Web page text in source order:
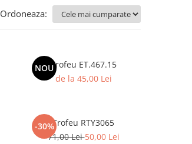
Ordoneaza:
NOUTrofeu ET.467.15
de la 45,00 Lei
-30%
Trofeu RTY3065
71,00 Lei50,00 Lei